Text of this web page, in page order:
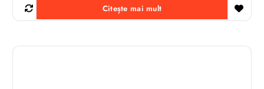
Citește mai mult